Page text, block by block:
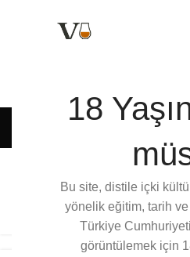
18
Bu site, distile içki
yönelik eğitim, tarih
Türkiye
görüntülemek için
Jameson Remixed
Caribbean Beats